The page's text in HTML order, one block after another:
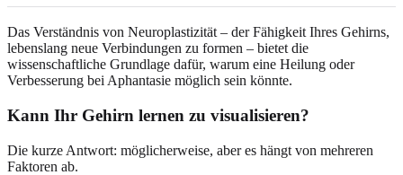
Das Verständnis von Neuroplastizität – der Fähigkeit Ihres Gehirns,
lebenslang neue Verbindungen zu formen – bietet die
wissenschaftliche Grundlage dafür, warum eine Heilung oder
Verbesserung bei Aphantasie möglich sein könnte.
Kann Ihr Gehirn lernen zu visualisieren?
Die kurze Antwort: möglicherweise, aber es hängt von mehreren
Faktoren ab.